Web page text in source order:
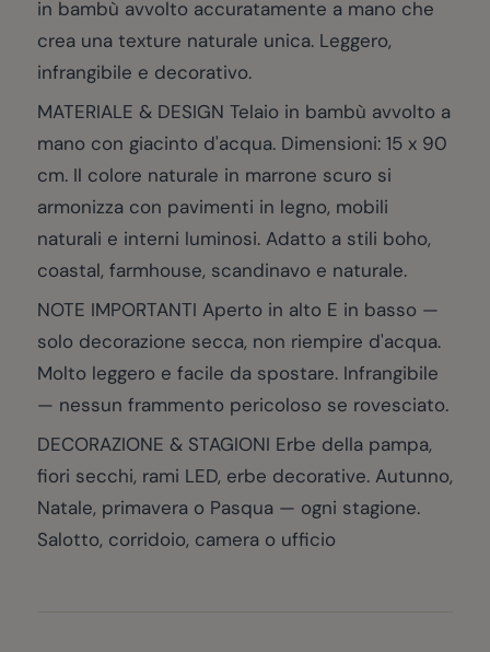
in bambù avvolto accuratamente a mano che
crea una texture naturale unica. Leggero,
infrangibile e decorativo.
MATERIALE & DESIGN Telaio in bambù avvolto a
mano con giacinto d'acqua. Dimensioni: 15 x 90
cm. Il colore naturale in marrone scuro si
armonizza con pavimenti in legno, mobili
naturali e interni luminosi. Adatto a stili boho,
coastal, farmhouse, scandinavo e naturale.
NOTE IMPORTANTI Aperto in alto E in basso —
solo decorazione secca, non riempire d'acqua.
Molto leggero e facile da spostare. Infrangibile
— nessun frammento pericoloso se rovesciato.
DECORAZIONE & STAGIONI Erbe della pampa,
fiori secchi, rami LED, erbe decorative. Autunno,
Natale, primavera o Pasqua — ogni stagione.
Salotto, corridoio, camera o ufficio